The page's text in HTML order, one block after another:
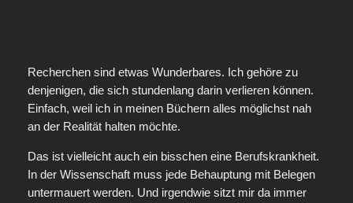
Recherchen sind etwas Wunderbares. Ich gehöre zu
denjenigen, die sich stundenlang darin verlieren können.
Einfach, weil ich in meinen Büchern alles möglichst nah
an der Realität halten möchte.
Das ist vielleicht auch ein bisschen eine Berufskrankheit.
In der Wissenschaft muss jede Behauptung mit Belegen
untermauert werden. Und irgendwie sitzt mir da immer